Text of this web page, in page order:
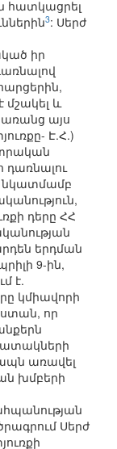
հատկացրել
3: Սերժ
իր
մշակել և
առանց այս
Է.Հ.)
նկատմամբ
դերը ՀՀ
երդման
9-ին,
է.
կմիավորի
որ
առավել
խմբերի
Սերժ